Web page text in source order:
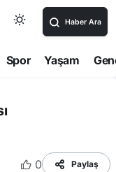
Haber Ara
Spor Yaşam
0 Paylaş